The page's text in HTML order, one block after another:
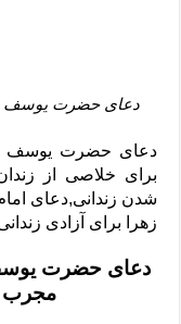
دعای حضرت یوسف
دعای حضرت یوسف
برای خلاصی از
شدن زندانی,دعای
زهرا برای آزادی
دعای حضرت یوسف
مجرب